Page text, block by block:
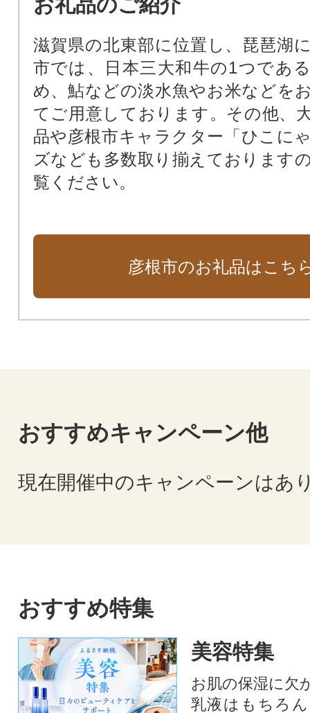
滋賀県の北東部に位置し、琵琶湖
市では、日本三大和牛の1つであ
め、鮎などの淡水魚やお米などを
てご用意しております。その他、
品や彦根市キャラクター「ひこに
ズなども多数取り揃えております
覧ください。
彦根市のお礼品はこち
おすすめキャンペーン他
現在開催中のキャンペーンはあ
おすすめ特集
美容特集
お肌の保湿に欠
乳液はもちろ